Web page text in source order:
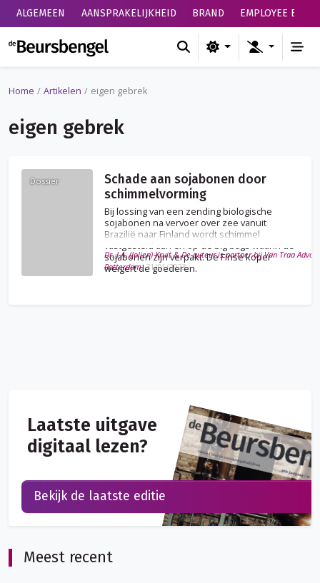
ALGEMEEN AANSPRAKELIJKHEID BRAND EMPLOYEE
de Beursbengel
Home Artikelen eigen gebrek
eigen gebrek
Dossier
Schade aan sojabonen door
schimmelvorming
Bij lossing van een zending biologische
sojabonen na vervoer over zee vanuit
Brazilië naar Finland wordt schimmel
vastgesteld aan en op de big bags waarin de
sojabonen zijn verpakt. De Finse koper
weigert de goederen.
Dr. J.A. (Jolien) Kruit & De auteur is partner bij Van Traa
Rotterdam. 31/01/2023
Meest recent
Laatste uitgave
digitaal lezen?
Bekijk de laatste editie